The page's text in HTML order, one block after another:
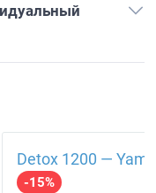
Detox 1200 —
-15%